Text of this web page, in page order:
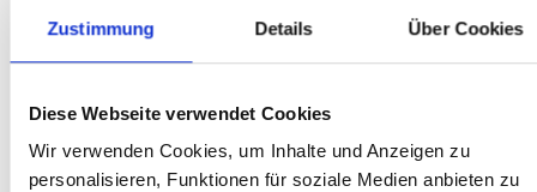
Zustimmung Details Über Cookies
Diese Webseite verwendet Cookies
Wir verwenden Cookies, um Inhalte und Anzeigen zu
personalisieren, Funktionen für soziale Medien anbieten zu